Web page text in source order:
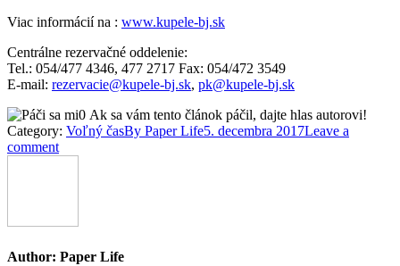
Viac informácií na : www.kupele-bj.sk
Centrálne rezervačné oddelenie:
Tel.: 054/477 4346, 477 2717 Fax: 054/472 3549
E-mail: rezervacie@kupele-bj.sk, pk@kupele-bj.sk
0 Ak sa vám tento článok páčil, dajte hlas autorovi!
Category: Voľný časBy Paper Life5. decembra 2017Leave a
comment
Author: Paper Life